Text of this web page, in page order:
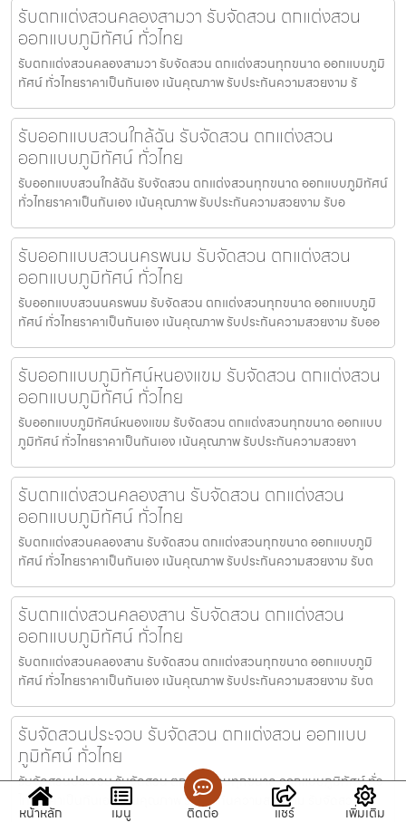
รับตกแต่งสวนคลองสามวา รับจัดสวน ตกแต่งสวน
ออกแบบภูมิทัศน์ ทั่วไทย
รับตกแต่งสวนคลองสามวา รับจัดสวน ตกแต่งสวนทุกขนาด ออกแบบภูมิ
ทัศน์ ทั่วไทยราคาเป็นกันเอง เน้นคุณภาพ รับประกันความสวยงาม รั
รับออกแบบสวนใกล้ฉัน รับจัดสวน ตกแต่งสวน
ออกแบบภูมิทัศน์ ทั่วไทย
รับออกแบบสวนใกล้ฉัน รับจัดสวน ตกแต่งสวนทุกขนาด ออกแบบภูมิทัศน์
ทั่วไทยราคาเป็นกันเอง เน้นคุณภาพ รับประกันความสวยงาม รับอ
รับออกแบบสวนนครพนม รับจัดสวน ตกแต่งสวน
ออกแบบภูมิทัศน์ ทั่วไทย
รับออกแบบสวนนครพนม รับจัดสวน ตกแต่งสวนทุกขนาด ออกแบบภูมิ
ทัศน์ ทั่วไทยราคาเป็นกันเอง เน้นคุณภาพ รับประกันความสวยงาม รับออ
รับออกแบบภูมิทัศน์หนองแขม รับจัดสวน ตกแต่งสวน
ออกแบบภูมิทัศน์ ทั่วไทย
รับออกแบบภูมิทัศน์หนองแขม รับจัดสวน ตกแต่งสวนทุกขนาด ออกแบบ
ภูมิทัศน์ ทั่วไทยราคาเป็นกันเอง เน้นคุณภาพ รับประกันความสวยงา
รับตกแต่งสวนคลองสาน รับจัดสวน ตกแต่งสวน
ออกแบบภูมิทัศน์ ทั่วไทย
รับตกแต่งสวนคลองสาน รับจัดสวน ตกแต่งสวนทุกขนาด ออกแบบภูมิ
ทัศน์ ทั่วไทยราคาเป็นกันเอง เน้นคุณภาพ รับประกันความสวยงาม รับต
รับตกแต่งสวนคลองสาน รับจัดสวน ตกแต่งสวน
ออกแบบภูมิทัศน์ ทั่วไทย
รับตกแต่งสวนคลองสาน รับจัดสวน ตกแต่งสวนทุกขนาด ออกแบบภูมิ
ทัศน์ ทั่วไทยราคาเป็นกันเอง เน้นคุณภาพ รับประกันความสวยงาม รับต
รับจัดสวนประจวบ รับจัดสวน ตกแต่งสวน ออกแบบ
ภูมิทัศน์ ทั่วไทย
รับจัดสวนประจวบ รับจัดสวน ตกแต่งสวนทุกขนาด ออกแบบภูมิทัศน์ ทั่ว
ไทยราคาเป็นกันเอง เน้นคุณภาพ รับประกันความสวยงาม รับจัดสว
หน้าหลัก เมนู ติดต่อ แชร์ เพิ่มเติม